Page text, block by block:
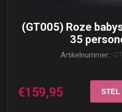
(GT005) Roze
35
Artikelnummer::
€159,95